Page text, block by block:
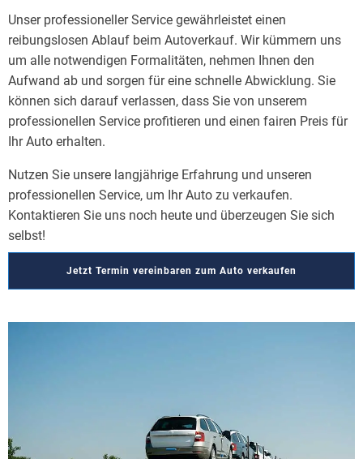
Unser professioneller Service gewährleistet einen
reibungslosen Ablauf beim Autoverkauf. Wir kümmern uns
um alle notwendigen Formalitäten, nehmen Ihnen den
Aufwand ab und sorgen für eine schnelle Abwicklung. Sie
können sich darauf verlassen, dass Sie von unserem
professionellen Service profitieren und einen fairen Preis für
Ihr Auto erhalten.
Nutzen Sie unsere langjährige Erfahrung und unseren
professionellen Service, um Ihr Auto zu verkaufen.
Kontaktieren Sie uns noch heute und überzeugen Sie sich
selbst!
Jetzt Termin vereinbaren zum Auto verkaufen